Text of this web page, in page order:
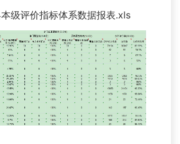
级评价指标体系数据报表.xls